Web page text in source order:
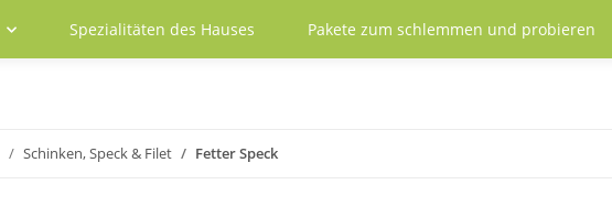
Spezialitäten des Hauses Pakete zum schlemmen und probieren
Schinken, Speck & Filet Fetter Speck